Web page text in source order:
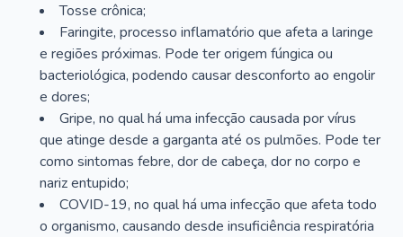
Tosse crônica;
Faringite, processo inflamatório que afeta a laringe
e regiões próximas. Pode ter origem fúngica ou
bacteriológica, podendo causar desconforto ao engolir
e dores;
Gripe, no qual há uma infecção causada por vírus
que atinge desde a garganta até os pulmões. Pode ter
como sintomas febre, dor de cabeça, dor no corpo e
nariz entupido;
COVID-19, no qual há uma infecção que afeta todo
o organismo, causando desde insuficiência respiratória